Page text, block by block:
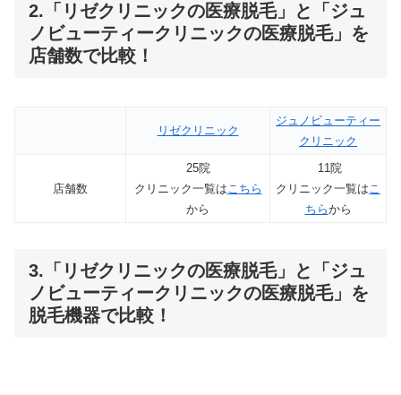
2.「リゼクリニックの医療脱毛」と「ジュ
ノビューティークリニックの医療脱毛」を
店舗数で比較！
リゼクリニック
ジュノビューティー
クリニック
店舗数
25院
クリニック一覧はこちら
から
11院
クリニック一覧はこ
ちらから
3.「リゼクリニックの医療脱毛」と「ジュ
ノビューティークリニックの医療脱毛」を
脱毛機器で比較！